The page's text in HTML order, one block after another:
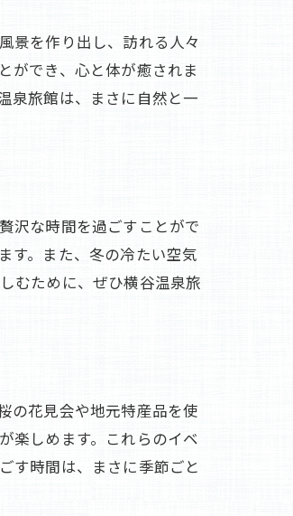
景を作り出し、訪れる人々
ができ、心と体が癒されま
泉旅館は、まさに自然と一
沢な時間を過ごすことがで
す。また、冬の冷たい空気
むために、ぜひ横谷温泉旅
の花見会や地元特産品を使
楽しめます。これらのイベ
す時間は、まさに季節ごと